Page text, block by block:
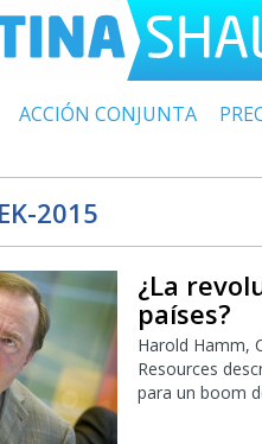
ACCIÓN CONJUNTA
2015
¿La
países?
Harold Hamm,
Resources
para un boom